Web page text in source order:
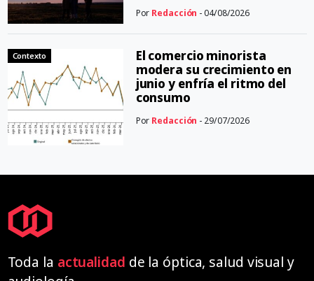
Por Redacción - 04/08/2026
Contexto
El comercio minorista
modera su crecimiento en
junio y enfría el ritmo del
consumo
Por Redacción - 29/07/2026
Toda la actualidad de la óptica, salud visual y